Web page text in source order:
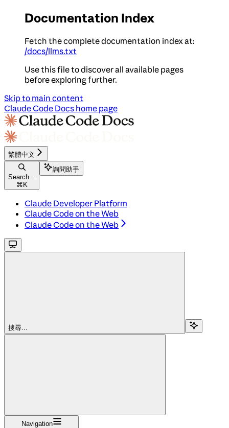
Documentation Index
Fetch the complete documentation index at:
/docs/llms.txt
Use this file to discover all available pages
before exploring further.
Skip to main content
Claude Code Docs home page
繁體中文
Search...
⌘ K
詢問助手
Claude Developer Platform
Claude Code on the Web
Claude Code on the Web
搜尋...
Navigation